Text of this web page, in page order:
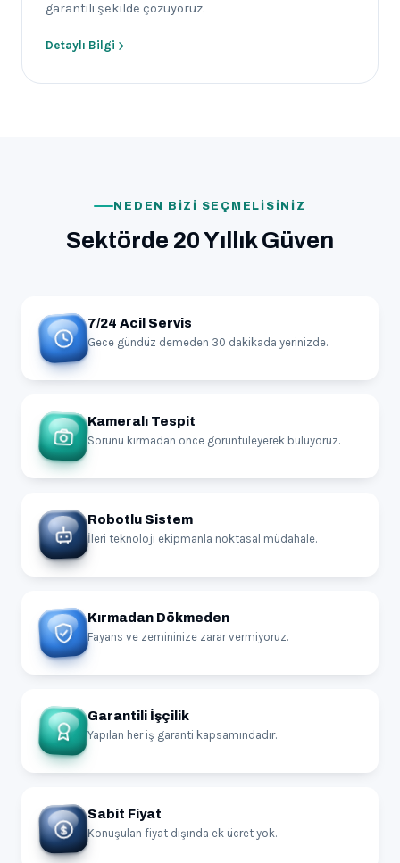
garantili şekilde çözüyoruz.
Detaylı Bilgi
NEDEN BIZI SEÇMELISINIZ
Sektörde 20 Yıllık Güven
7/24 Acil Servis
Gece gündüz demeden 30 dakikada yerinizde.
Kameralı Tespit
Sorunu kırmadan önce görüntüleyerek buluyoruz.
Robotlu Sistem
İleri teknoloji ekipmanla noktasal müdahale.
Kırmadan Dökmeden
Fayans ve zemininize zarar vermiyoruz.
Garantili İşçilik
Yapılan her iş garanti kapsamındadır.
Sabit Fiyat
Konuşulan fiyat dışında ek ücret yok.